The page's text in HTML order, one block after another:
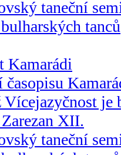
taneční
tanců
Kamarádi
časopisu
Vícejazyčnost je
XII.
taneční